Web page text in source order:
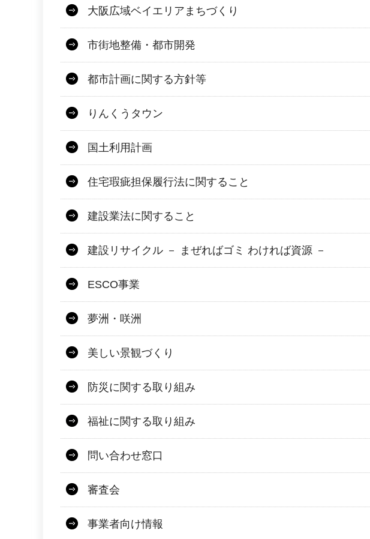
大阪広域ベイエリアまちづくり
市街地整備・都市開発
都市計画に関する方針等
りんくうタウン
国土利用計画
住宅瑕疵担保履行法に関すること
建設業法に関すること
建設リサイクル － まぜればゴミ わければ資源 －
ESCO事業
夢洲・咲洲
美しい景観づくり
防災に関する取り組み
福祉に関する取り組み
問い合わせ窓口
審査会
事業者向け情報